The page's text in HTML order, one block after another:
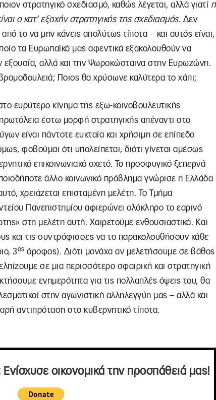
στρατηγικό σχεδιασμό, καθώς λέγεται, αλλά γιατί η
ο κατ’ εξοχήν στρατηγικός της σχεδιασμός. Δεν
το να μην κάνεις απολύτως τίποτα – και αυτός είναι,
τα Ευρωπαϊκά μας αφεντικά εξακολουθούν να
εξουσία, αλλά και την Ψωροκώσταινα στην Ευρωζώνη.
Ποιος θα χρύσωνε καλύτερα το χάπι;
ευρύτερο κίνημα της εξω-κοινοβουλευτικής
έστω μορφή στρατηγικής απέναντι στο
είναι πάντοτε ευκταία και χρήσιμη σε επίπεδο
φοβούμαι ότι υπολείπεται, διότι γίνεται αμέσως
επικοινωνιακό οχετό. Το προσφυγικό ξεπερνά
άλλο κοινωνικό πρόβλημα γνώρισε η Ελλάδα
χρειάζεται επισταμένη μελέτη. Το Τμήμα
Πανεπιστημίου αφιερώνει ολόκληρο το εαρινό
στη μελέτη αυτή. Χαιρετούμε ενθουσιαστικά. Και
και τις συντρόφισσες να το παρακολουθήσουν κάθε
3ος όροφος). Διότι μονάχα αν μελετήσουμε σε βάθος
σε μια περισσότερο σφαιρική και στρατηγική
ενημερότητα για τις πολλαπλές όψεις του, θα
στην αγωνιστική αλληλεγγύη μας – αλλά και
αντιπρόταση στο κυβερνητικό τίποτα.
οικονομικά την προσπάθειά μας!